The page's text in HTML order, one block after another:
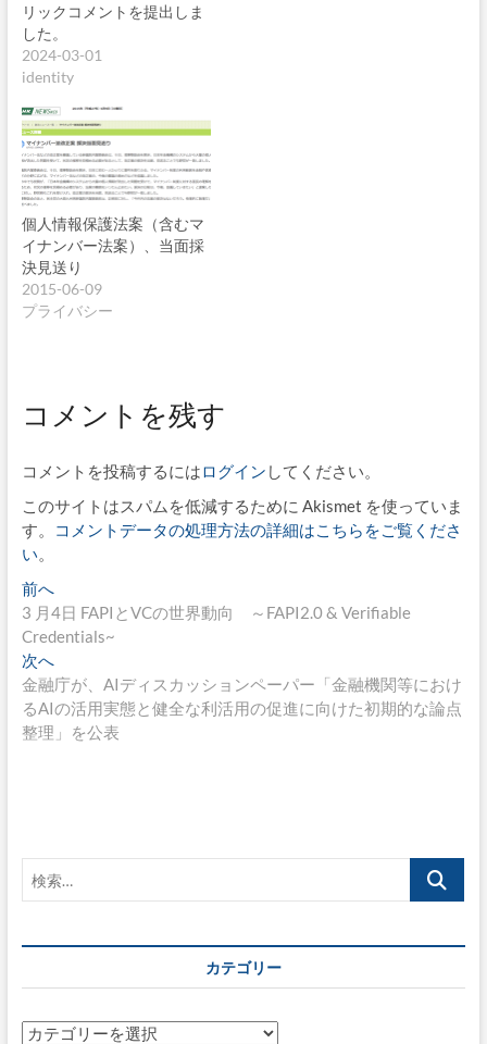
リックコメントを提出しま
した。
2024-03-01
identity
個人情報保護法案（含むマ
イナンバー法案）、当面採
決見送り
2015-06-09
プライバシー
コメントを残す
コメントを投稿するにはログイン してください。
このサイトはスパムを低減するために Akismet を使っていま
す。
コメントデータの処理方法の詳細はこちらをご覧くださ
い。
投
稿
ナ
ビ
ゲ
ン
前へ過
去
の
投
稿:
3 月4日 FAPIとVCの世界動向 ～FAPI2.0 & Verifiable
Credentials~
次へ次
の
投
稿:
金融庁が、AIディスカッションペーパー「金融機関等におけ
るAIの活用実態と健全な利活用の促進に向けた初期的な論点
整理」を公表
カテゴリー
カ